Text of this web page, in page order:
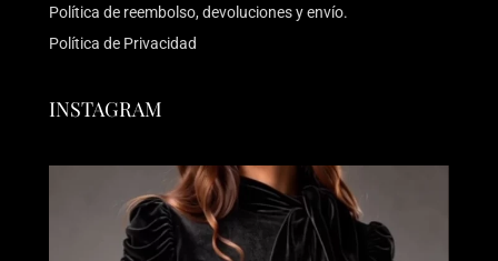
Política de reembolso, devoluciones y envío.
Política de Privacidad
INSTAGRAM